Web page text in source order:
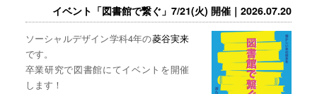
イベント「図書館で繋ぐ」7/21(火) 開催｜2026.07.20
ソーシャルデザイン学科4年の菱谷実来
です。
卒業研究で図書館にてイベントを開催
します！